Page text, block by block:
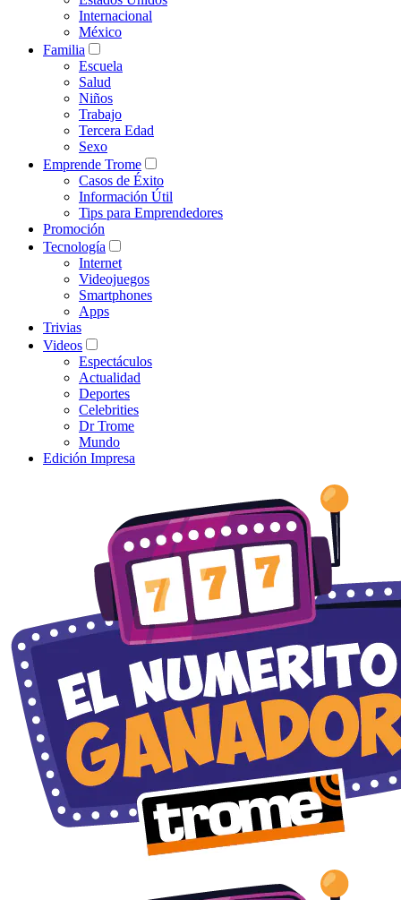
Internacional
México
Familia
Escuela
Salud
Niños
Trabajo
Tercera Edad
Sexo
Emprende Trome
Casos de Éxito
Información Útil
Tips para Emprendedores
Promoción
Tecnología
Internet
Videojuegos
Smartphones
Apps
Trivias
Videos
Espectáculos
Actualidad
Deportes
Celebrities
Dr Trome
Mundo
Edición Impresa